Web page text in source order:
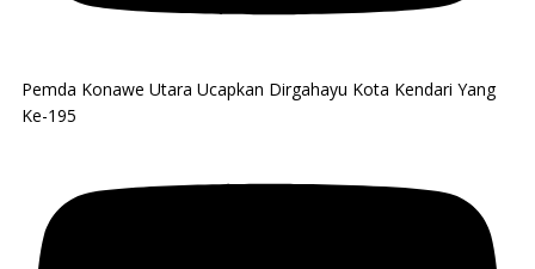
Pemda Konawe Utara Ucapkan Dirgahayu Kota Kendari Yang
Ke-195